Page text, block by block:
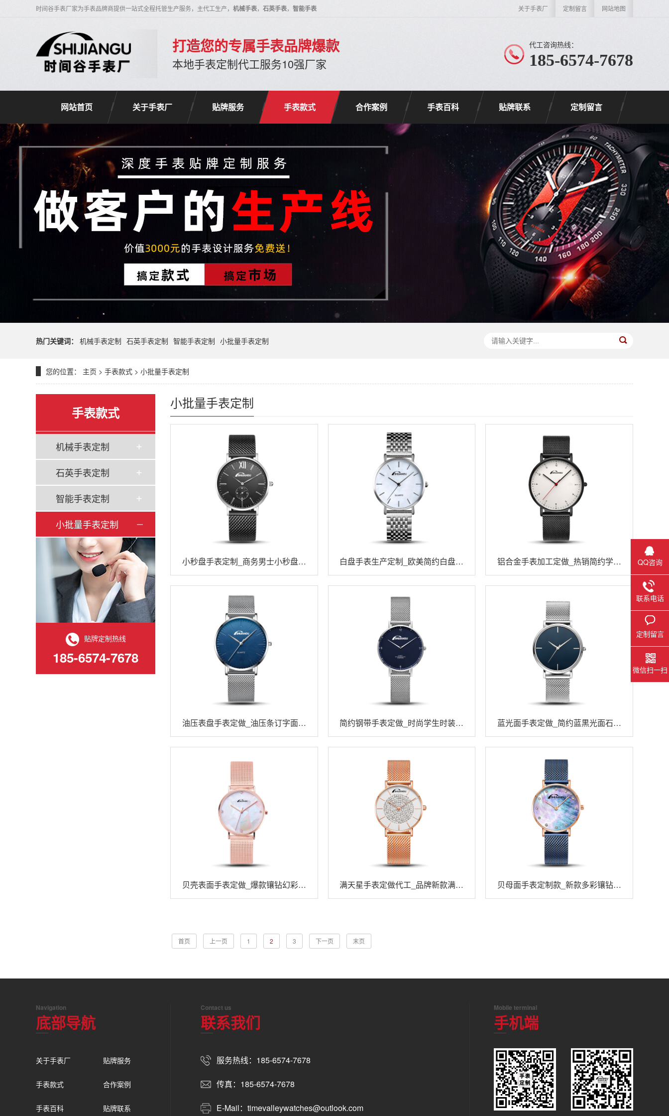
关于手表厂 定制留言 网站地图
时间谷手表厂家为手表品牌商提供一站式全程托管生产服务，主代工生产， 机械手表， 石英手表， 智能手表
打造您的专属手表品牌爆款
本地手表定制代工服务10强厂家
代工咨询热线：
185-6574-7678
网站首页 关于手表厂 贴牌服务 手表款式 合作案例 手表百科 贴牌联系 定制留言
热门关键词： 机械手表定制 石英手表定制 智能手表定制 小批量手表定制
您的位置： 主页 > 手表款式 > 小批量手表定制
手表款式
机械手表定制
石英手表定制
智能手表定制
小批量手表定制
贴牌定制热线
185-6574-7678
小批量手表定制
小秒盘手表定制_商务男士小秒盘石
英表
白盘手表生产定制_欧美简约白盘学
生石英表
铝合金手表加工定做_热销简约学生
石英手表
油压表盘手表定做_油压条订字面刻
度钢带表
简约钢带手表定做_时尚学生时装石
英手表
蓝光面手表定做_简约蓝黒光面石英
男士手表
贝壳表面手表定做_爆款镶钻幻彩贝
满天星手表定做代工_品牌新款满天
贝母面手表定制款_新款多彩镶钻贝
首页 上一页 1 2 3 下一页 末页
Navigation
底部导航
关于手表厂 贴牌服务
手表款式 合作案例
手表百科 贴牌联系
Contact us
联系我们
服务热线：185-6574-7678
传真：185-6574-7678
E-Mail：timevalleywatches@outlook.com
Mobile terminal
手机端
QQ咨询
联系电话
定制留言
微信扫一扫